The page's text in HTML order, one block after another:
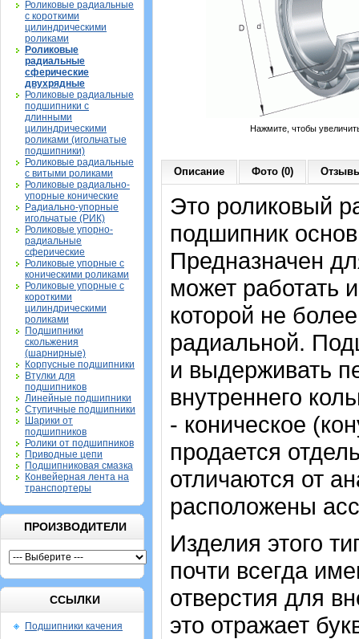
Роликовые радиальные
с короткими
цилиндрическими
роликами
Роликовые
радиальные
сферические
двухрядные
Роликовые радиальные
подшипники с
длинными
цилиндрическими
роликами (игольчатые
подшипники)
Роликовые радиальные
с витыми роликами
Роликовые радиально-
упорные конические
Радиально-упорные
игольчатые (РИК)
Роликовые упорно-
радиальные
сферические
Роликовые упорные с
коническими роликами
Роликовые упорные с
короткими
цилиндрическими
роликами
Подшипники
скольжения
(шарнирные)
Корпусные подшипники
Втулки для
подшипников
Линейные подшипники
Ступичные подшипники
Шарики от
подшипников
Ролики от подшипников
Приводные цепи
Подшипниковая смазка
Конвейерная лента на
транспортеры
ПРОИЗВОДИТЕЛИ
ССЫЛКИ
Подшипники качения
Нажмите, чтобы
Описание Фото (0)
Это роликовый
подшипник
Предназначен
может работать
которой не
радиальной.
и выдерживать
внутреннего
- коническое
продается
отличаются от
расположены
Изделия этого
почти всегда
отверстия для
это отражает